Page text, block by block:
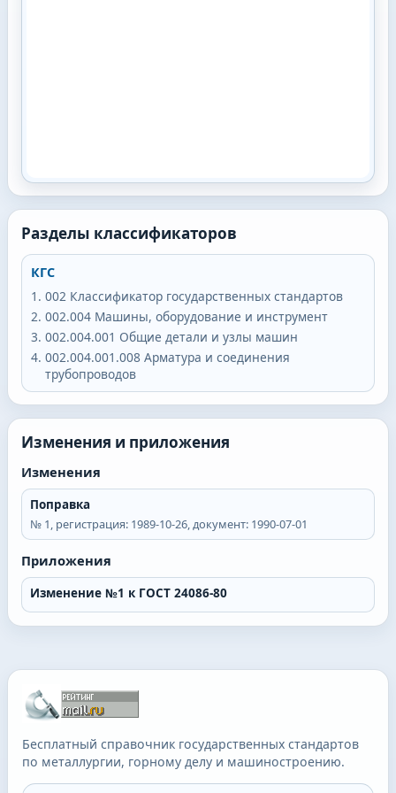
Разделы классификаторов
КГС
002 Классификатор государственных стандартов
002.004 Машины, оборудование и инструмент
002.004.001 Общие детали и узлы машин
002.004.001.008 Арматура и соединения
трубопроводов
Изменения и приложения
Изменения
Поправка
№ 1, регистрация: 1989-10-26, документ: 1990-07-01
Приложения
Изменение №1 к ГОСТ 24086-80
Бесплатный справочник государственных стандартов
по металлургии, горному делу и машиностроению.